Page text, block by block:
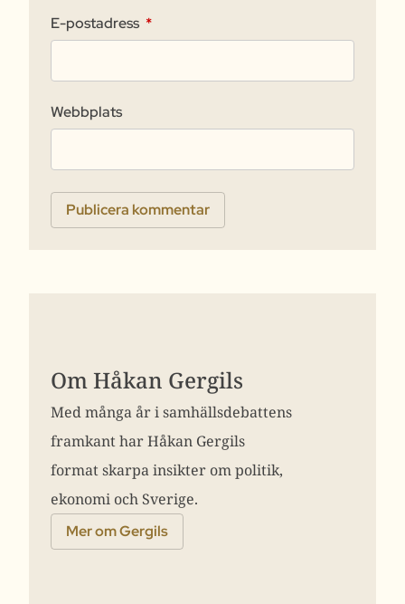
E-postadress *
Webbplats
Om Håkan Gergils
Med många år i samhällsdebattens
framkant har Håkan Gergils
format skarpa insikter om politik,
ekonomi och Sverige.
Mer om Gergils